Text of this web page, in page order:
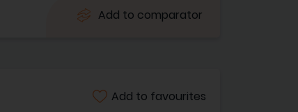
Add to comparator
Add to favourites